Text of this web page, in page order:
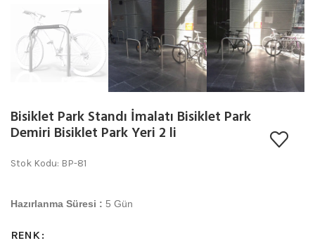
Bisiklet Park Standı İmalatı Bisiklet Park
Demiri Bisiklet Park Yeri 2 li
Stok Kodu: BP-81
Hazırlanma Süresi : 5 Gün
RENK